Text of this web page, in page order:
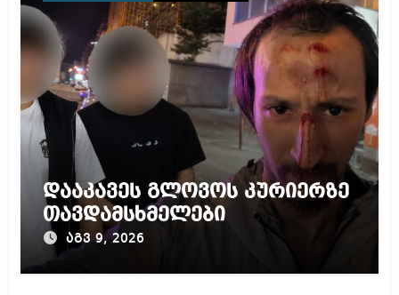
დააკავეს გლოვოს კურიერზე
თავდამსხმელები
აგვ 9, 2026